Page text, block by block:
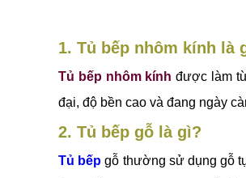
1. Tủ bếp nhôm kính là
Tủ bếp nhôm kính được làm
đại, độ bền cao và đang ngày
2. Tủ bếp gỗ là gì?
Tủ bếp gỗ thường sử dụng gỗ